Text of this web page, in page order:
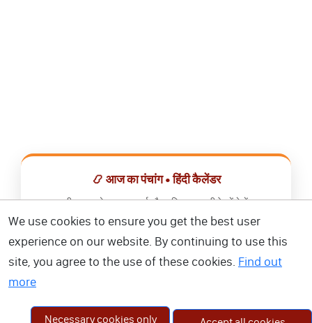
📿 आज का पंचांग • हिंदी कैलेंडर
सभी व्रत, त्योहार, शुभ मुहूर्त और राशिफल एक ही ऐप में देखें।
📅 हिंदी कैलेंडर ऐप डाउनलोड करें
We use cookies to ensure you get the best user
experience on our website. By continuing to use this
site, you agree to the use of these cookies. Find out
more
Necessary cookies only